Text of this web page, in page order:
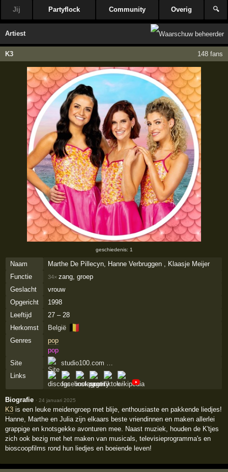
Jij Partyflock Community Overig 🔍
Artiest
K3 148 fans
geschiedenis: 1
Naam
Marthe De Pillecyn, Hanne Verbruggen , Klaasje Meijer
Functie
34× zang, groep
Geslacht
vrouw
Opgericht
1998
Leeftijd
27 – 28
Herkomst
België 🇧🇪
Genres
pop
pop
Site
studio100.com …
Links
Biografie ·24 januari 2025
K3 is een leuke meidengroep met blije, enthousiaste en pakkende liedjes!
Hanne, Marthe en Julia zijn elkaars beste vriendinnen en maken allerlei
grappige en knotsgekke avonturen mee. Naast muziek, houden de K'tjes
zich ook bezig met het maken van musicals, televisieprogramma's en
bioscoopfilms rond hun liedjes en boeiende leven!